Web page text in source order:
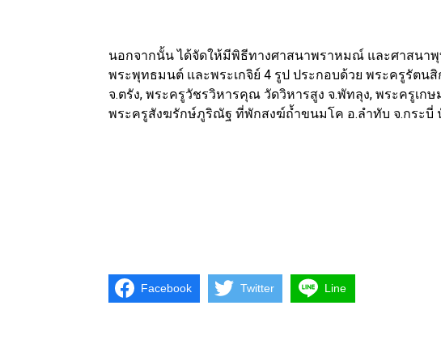
นอกจากนั้น ได้จัดให้มีพิธีทางศาสนาพราหมณ์ และศาสนาพุ
พระพุทธมนต์ และพระเกจิย์ 4 รูป ประกอบด้วย พระครูรัตน
จ.ตรัง, พระครูวัชรวิหารคุณ วัดวิหารสูง จ.พัทลุง, พระครูเก
พระครูสังฆรักษ์ภูริณัฐ ที่พักสงฆ์ถ้ำขนมโค อ.ลำทับ จ.กระบี่
Facebook Twitter Line